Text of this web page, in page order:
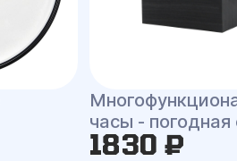
часы - погодная
1830 ₽